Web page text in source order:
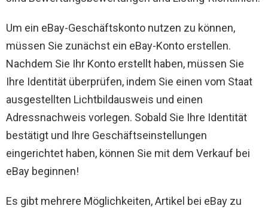
Um ein eBay-Geschäftskonto nutzen zu können,
müssen Sie zunächst ein eBay-Konto erstellen.
Nachdem Sie Ihr Konto erstellt haben, müssen Sie
Ihre Identität überprüfen, indem Sie einen vom Staat
ausgestellten Lichtbildausweis und einen
Adressnachweis vorlegen. Sobald Sie Ihre Identität
bestätigt und Ihre Geschäftseinstellungen
eingerichtet haben, können Sie mit dem Verkauf bei
eBay beginnen!
Es gibt mehrere Möglichkeiten, Artikel bei eBay zu